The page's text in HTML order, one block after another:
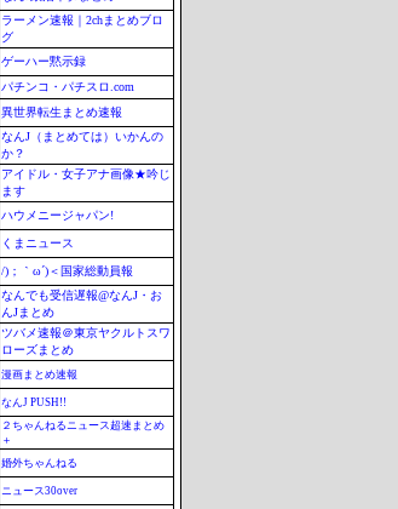
ラーメン速報｜2chまとめブロ
グ
ゲーハー黙示録
パチンコ・パチスロ.com
異世界転生まとめ速報
なんJ（まとめては）いかんの
か？
アイドル・女子アナ画像★吟じ
ます
ハウメニージャパン!
くまニュース
/)；｀ω´)＜国家総動員報
なんでも受信遅報@なんJ・お
んJまとめ
ツバメ速報＠東京ヤクルトスワ
ローズまとめ
漫画まとめ速報
なんJ PUSH!!
２ちゃんねるニュース超速まとめ
＋
婚外ちゃんねる
ニュース30over